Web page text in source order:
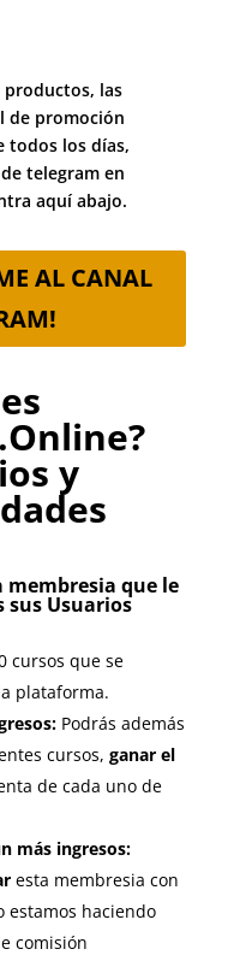
productos, las
de promoción
todos los días,
telegram en
aquí abajo.
AL CANAL
y
que le
Usuarios
cursos que se
plataforma.
Podrás además
cursos, ganar el
de cada uno de
más ingresos:
esta membresia con
estamos haciendo
comisión